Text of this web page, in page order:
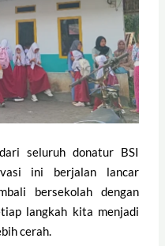
seluruh donatur BSI
ini berjalan lancar
bersekolah dengan
langkah kita menjadi
cerah.